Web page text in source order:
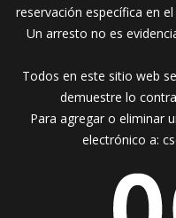
reservación específica en
Un arresto no es
Todos en este sitio web
demuestre lo
Para agregar o eliminar
electrónico a: